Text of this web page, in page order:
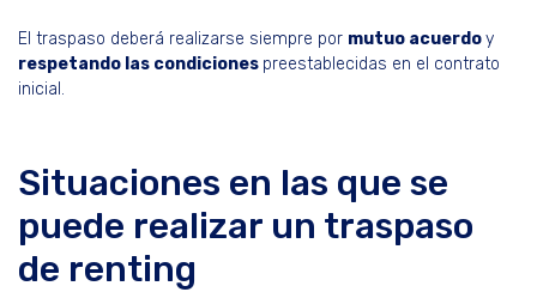
El traspaso deberá realizarse siempre por mutuo acuerdoy
respetando las condiciones preestablecidas en el contrato
inicial.
Situaciones en las que se
puede realizar un traspaso
de renting